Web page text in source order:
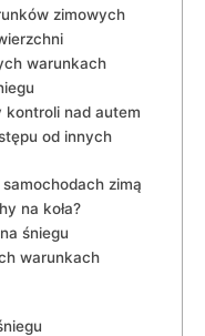
zimowych
warunkach
nad autem
⁣od innych
zimą
na koła?
śniegu
warunkach